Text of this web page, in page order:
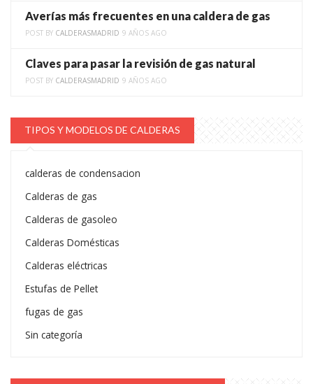
Averías más frecuentes en una caldera de gas
POST BY CALDERASMADRID 9 AÑOS AGO
Claves para pasar la revisión de gas natural
POST BY CALDERASMADRID 9 AÑOS AGO
TIPOS Y MODELOS DE CALDERAS
calderas de condensacion
Calderas de gas
Calderas de gasoleo
Calderas Domésticas
Calderas eléctricas
Estufas de Pellet
fugas de gas
Sin categoría